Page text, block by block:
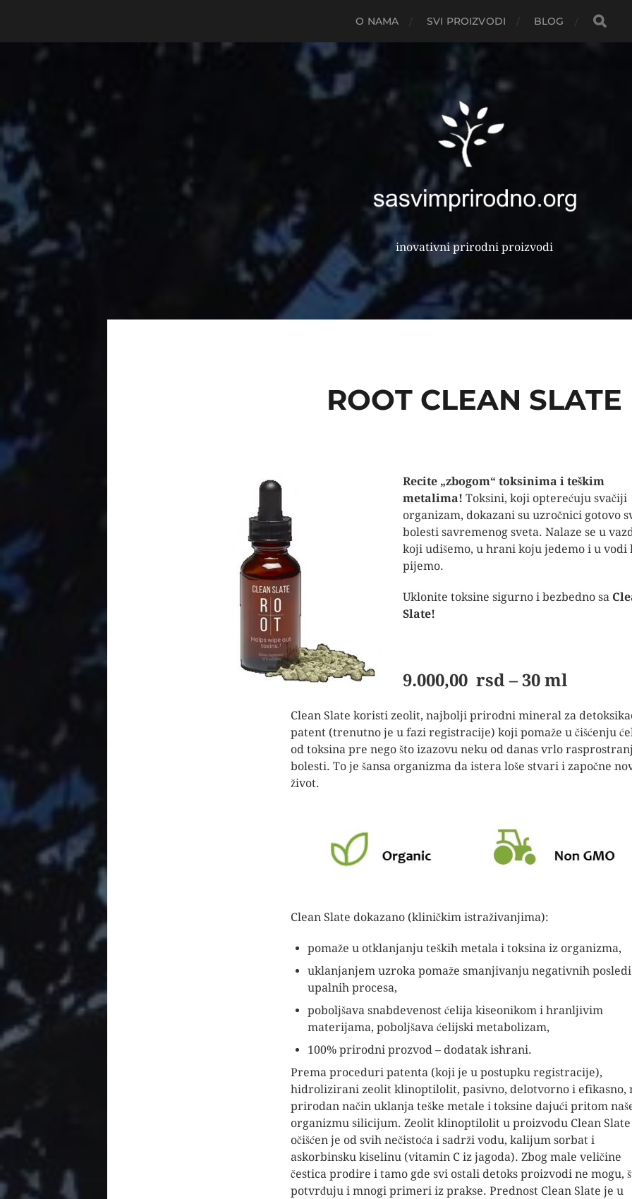
O NAMA SVI PROIZVODI BLOG
inovativni prirodni proizvodi
ROOT CLEAN SLATE
Recite „zbogom“ toksinima i teškim
metalima! Toksini, koji opterećuju svačiji
organizam, dokazani su uzročnici gotovo
bolesti savremenog sveta. Nalaze se u
koji udišemo, u hrani koju jedemo i u vodi
pijemo.
Uklonite toksine sigurno i bezbedno sa
Slate!
9.000,00 rsd – 30 ml
Clean Slate koristi zeolit, najbolji prirodni mineral za
patent (trenutno je u fazi registracije) koji pomaže u čišćenju
od toksina pre nego što izazovu neku od danas vrlo
bolesti. To je šansa organizma da istera loše stvari i započne
život.
Clean Slate dokazano (kliničkim istraživanjima):
pomaže u otklanjanju teških metala i toksina iz organizma,
uklanjanjem uzroka pomaže smanjivanju negativnih
upalnih procesa,
poboljšava snabdevenost ćelija kiseonikom i hranljivim
materijama, poboljšava ćelijski metabolizam,
100% prirodni prozvod – dodatak ishrani.
Prema proceduri patenta (koji je u postupku registracije),
hidrolizirani zeolit klinoptilolit, pasivno, delotvorno i efikasno,
prirodan način uklanja teške metale i toksine dajući pritom
organizmu silicijum. Zeolit klinoptilolit u proizvodu Clean Slate
očišćen je od svih nečistoća i sadrži vodu, kalijum sorbat i
askorbinsku kiselinu (vitamin C iz jagoda). Zbog male veličine
čestica prodire i tamo gde svi ostali detoks proizvodi ne mogu,
potvrđuju i mnogi primeri iz prakse. Prednost Clean Slate je u